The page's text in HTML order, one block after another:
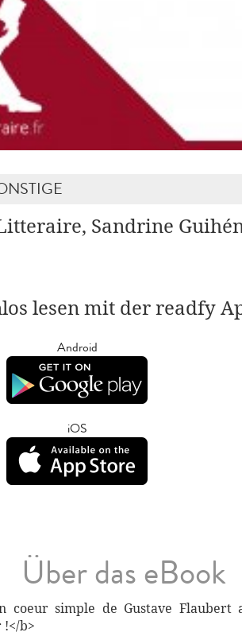
Sandrine
lesen mit der readfy
Android
iOS
Über das eBook
coeur simple de Gustave Flaubert
b>